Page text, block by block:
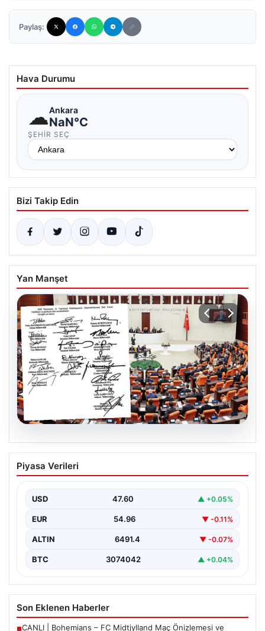
Paylaş:
Hava Durumu
☁Ankara
NaN°C
ŞEHIR SEÇ
Bizi Takip Edin
Yan Manşet
05.08.2026
Terörle Mücadelede Tarihi Adım: Yeni
Çerçeve Yasa Teklifi TBMM’ye Sunuldu
güçlendirmeye yönelik kapsamlı bir hukuki altyapı
oluşturmak…
Piyasa Verileri
USD 47.60 ▲ +0.05%
EUR 54.96 ▼ -0.11%
ALTIN 6491.4 ▼ -0.07%
BTC 3074042 ▲ +0.04%
Son Eklenen Haberler
■CANLI | Bohemians – FC Midtjylland Maç Önizlemesi ve